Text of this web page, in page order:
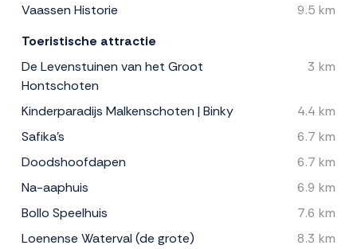
Vaassen Historie
9.5 km
Toeristische attractie
De Levenstuinen van het Groot
Hontschoten
3 km
Kinderparadijs Malkenschoten | Binky
4.4 km
Safika's
6.7 km
Doodshoofdapen
6.7 km
Na-aaphuis
6.9 km
Bollo Speelhuis
7.6 km
Loenense Waterval (de grote)
8.3 km